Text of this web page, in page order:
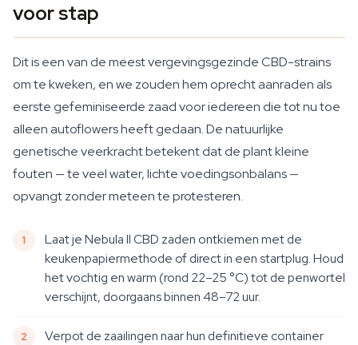
voor stap
Dit is een van de meest vergevingsgezinde CBD-strains
om te kweken, en we zouden hem oprecht aanraden als
eerste gefeminiseerde zaad voor iedereen die tot nu toe
alleen autoflowers heeft gedaan. De natuurlijke
genetische veerkracht betekent dat de plant kleine
fouten — te veel water, lichte voedingsonbalans —
opvangt zonder meteen te protesteren.
Laat je Nebula II CBD zaden ontkiemen met de
keukenpapiermethode of direct in een startplug. Houd
het vochtig en warm (rond 22–25 °C) tot de penwortel
verschijnt, doorgaans binnen 48–72 uur.
Verpot de zaailingen naar hun definitieve container